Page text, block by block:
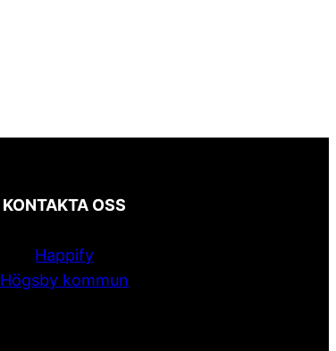
KONTAKTA OSS
Happify
Högsby kommun